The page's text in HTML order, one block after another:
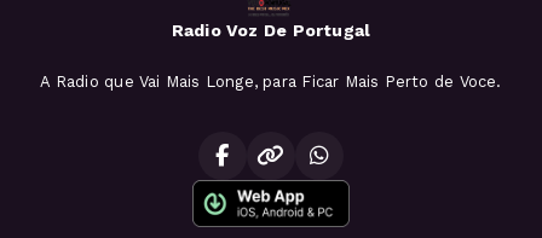
Radio Voz De Portugal
A Radio que Vai Mais Longe, para Ficar Mais Perto de Voce.